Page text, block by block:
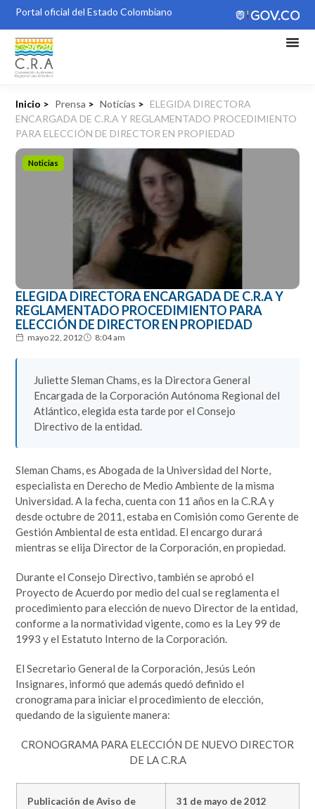
Portal oficial del Estado Colombiano
Inicio > Prensa > Noticias > ELEGIDA DIRECTORA
ENCARGADA DE C.R.A Y REGLAMENTADO PROCEDIMIENTO
PARA ELECCIÓN DE DIRECTOR EN PROPIEDAD
Noticias
ELEGIDA DIRECTORA ENCARGADA DE C.R.A Y
REGLAMENTADO PROCEDIMIENTO PARA
ELECCIÓN DE DIRECTOR EN PROPIEDAD
mayo 22, 2012 8:04 am
Juliette Sleman Chams, es la Directora General
Encargada de la Corporación Autónoma Regional del
Atlántico, elegida esta tarde por el Consejo
Directivo de la entidad.
Sleman Chams, es Abogada de la Universidad del Norte,
especialista en Derecho de Medio Ambiente de la misma
Universidad. A la fecha, cuenta con 11 años en la C.R.A y
desde octubre de 2011, estaba en Comisión como Gerente de
Gestión Ambiental de esta entidad. El encargo durará
mientras se elija Director de la Corporación, en propiedad.
Durante el Consejo Directivo, también se aprobó el
Proyecto de Acuerdo por medio del cual se reglamenta el
procedimiento para elección de nuevo Director de la entidad,
conforme a la normatividad vigente, como es la Ley 99 de
1993 y el Estatuto Interno de la Corporación.
El Secretario General de la Corporación, Jesús León
Insignares, informó que además quedó definido el
cronograma para iniciar el procedimiento de elección,
quedando de la siguiente manera:
CRONOGRAMA PARA ELECCIÓN DE NUEVO DIRECTOR
DE LA C.R.A
Publicación de Aviso de
31 de mayo de 2012